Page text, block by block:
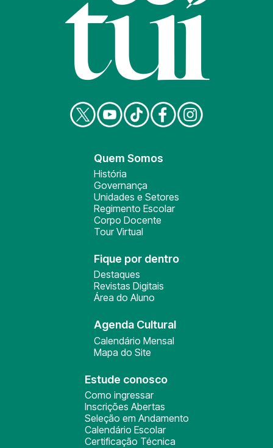
Quem Somos
História
Governança
Unidades e Setores
Regimento Escolar
Corpo Docente
Tour Virtual
Fique por dentro
Destaques
Revistas Digitais
Área do Aluno
Agenda Cultural
Calendário Mensal
Mapa do Site
Estude conosco
Como ingressar
Inscrições Abertas
Seleção em Andamento
Calendário Escolar
Certificação Técnica